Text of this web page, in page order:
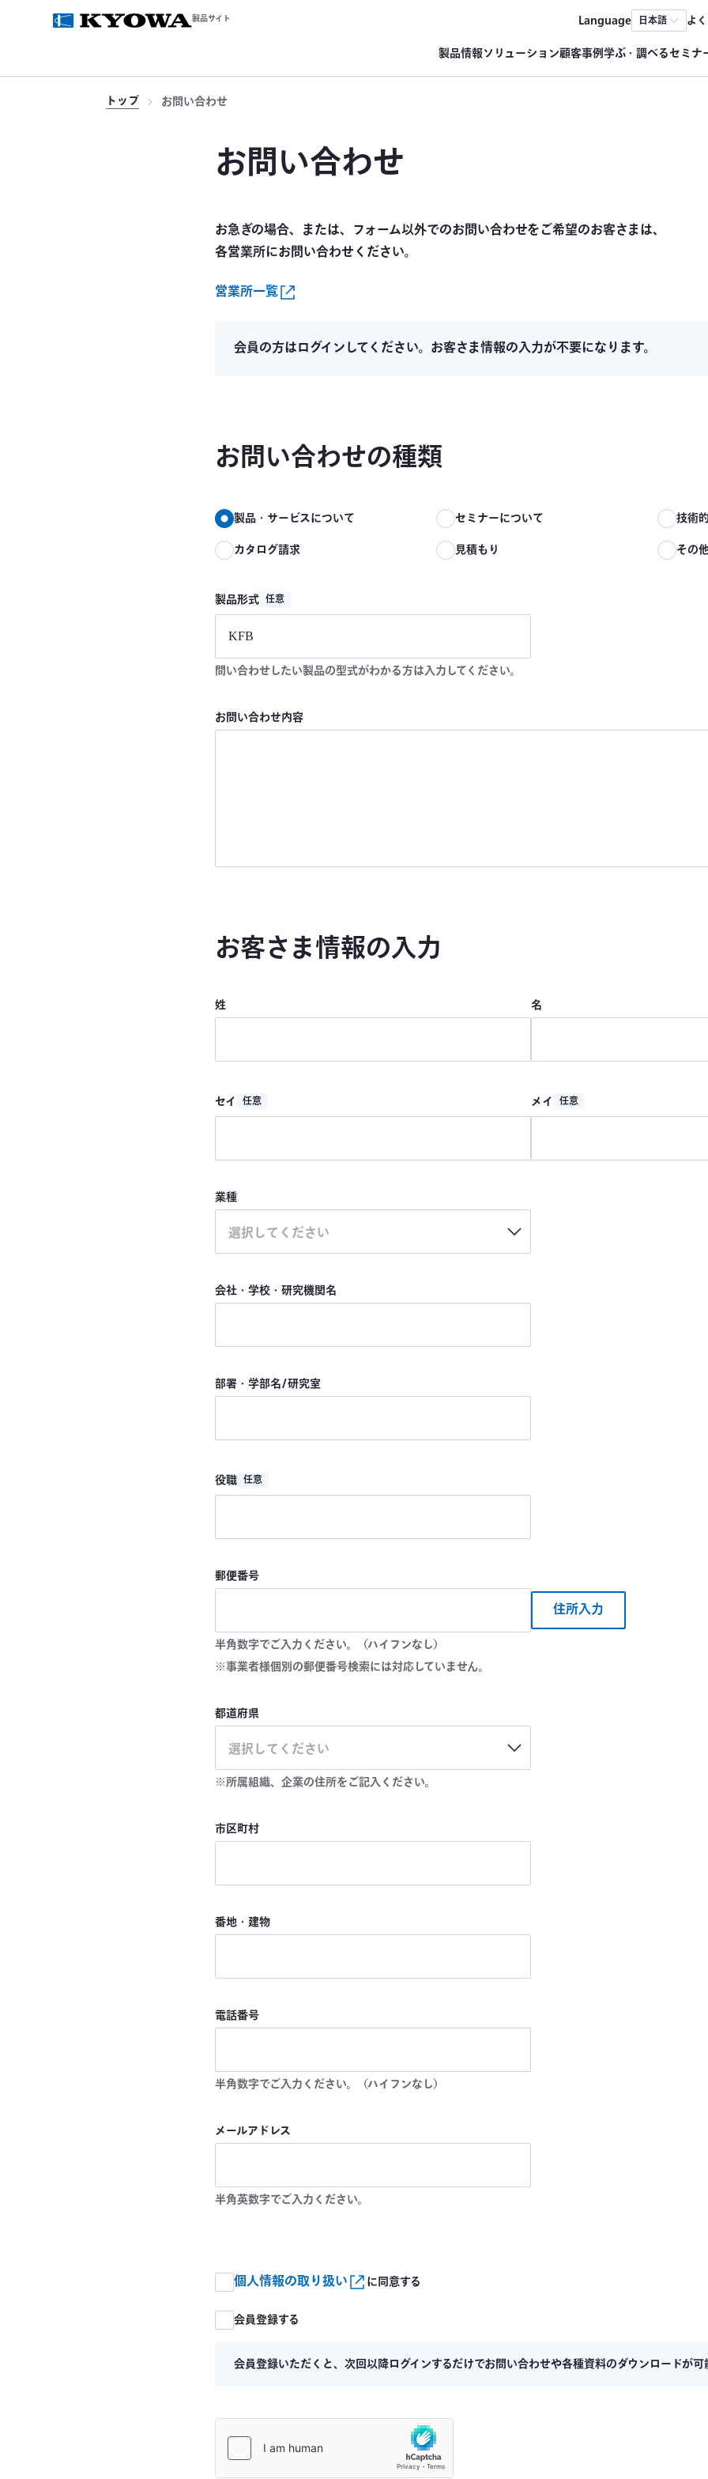
製品サイト Language 日本語 よ
製品情報ソリューション顧客事例学ぶ・調べるセミナ
トップ お問い合わせ
お問い合わせ
お急ぎの場合、または、フォーム以外でのお問い合わせをご希望のお客さまは、
各営業所にお問い合わせください。
営業所一覧
会員の方はログインしてください。お客さま情報の入力が不要になります。
お問い合わせの種類
製品・サービスについて セミナーについて
技術
カタログ請求
見積もり その
製品形式 任意
問い合わせしたい製品の型式がわかる方は入力してください。
お問い合わせ内容
お客さま情報の入力
姓 名
セイ 任意 メイ 任意
業種
選択してください
会社・学校・研究機関名
部署・学部名/研究室
役職 任意
郵便番号
住所入力
半角数字でご入力ください。（ハイフンなし）
※事業者様個別の郵便番号検索には対応していません。
都道府県
選択してください
※所属組織、企業の住所をご記入ください。
市区町村
番地・建物
電話番号
半角数字でご入力ください。（ハイフンなし）
メールアドレス
半角英数字でご入力ください。
個人情報の取り扱い に同意する
会員登録する
会員登録いただくと、次回以降ログインするだけでお問い合わせや各種資料のダウンロードが可